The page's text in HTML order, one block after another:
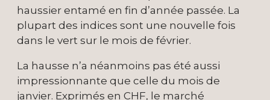
haussier entamé en fin d’année passée. La
plupart des indices sont une nouvelle fois
dans le vert sur le mois de février.
La hausse n’a néanmoins pas été aussi
impressionnante que celle du mois de
janvier. Exprimés en CHF, le marché